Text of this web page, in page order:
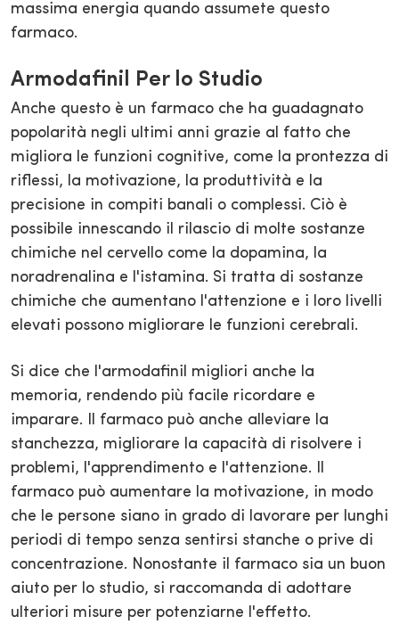
massima energia quando assumete questo
farmaco.
Armodafinil Per lo Studio
Anche questo è un farmaco che ha guadagnato
popolarità negli ultimi anni grazie al fatto che
migliora le funzioni cognitive, come la prontezza di
riflessi, la motivazione, la produttività e la
precisione in compiti banali o complessi. Ciò è
possibile innescando il rilascio di molte sostanze
chimiche nel cervello come la dopamina, la
noradrenalina e l'istamina. Si tratta di sostanze
chimiche che aumentano l'attenzione e i loro livelli
elevati possono migliorare le funzioni cerebrali.
Si dice che l'armodafinil migliori anche la
memoria, rendendo più facile ricordare e
imparare. Il farmaco può anche alleviare la
stanchezza, migliorare la capacità di risolvere i
problemi, l'apprendimento e l'attenzione. Il
farmaco può aumentare la motivazione, in modo
che le persone siano in grado di lavorare per lunghi
periodi di tempo senza sentirsi stanche o prive di
concentrazione. Nonostante il farmaco sia un buon
aiuto per lo studio, si raccomanda di adottare
ulteriori misure per potenziarne l'effetto.